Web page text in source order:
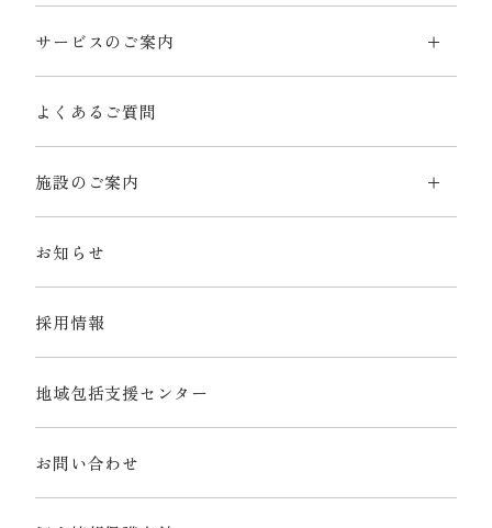
サービスのご案内
よくあるご質問
施設のご案内
お知らせ
採用情報
地域包括支援センター
お問い合わせ